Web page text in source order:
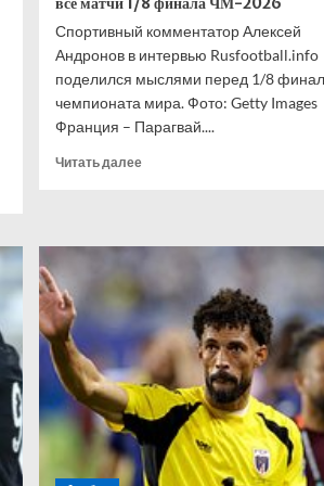
Спортивный комментатор Алексей
Андронов в интервью Rusfootball.info
поделился мыслями перед 1/8
чемпионата мира. Фото: Getty Images
Франция – Парагвай....
Читать далееПрочитать
прогноз
на
все
матчи
1/8
финала
ЧМ-2026